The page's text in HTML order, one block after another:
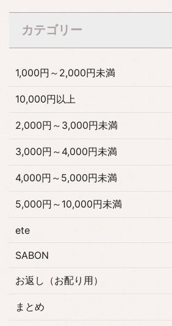
カテゴリー
1,000円～2,000円未満
10,000円以上
2,000円～3,000円未満
3,000円～4,000円未満
4,000円～5,000円未満
5,000円～10,000円未満
ete
SABON
お返し（お配り用）
まとめ